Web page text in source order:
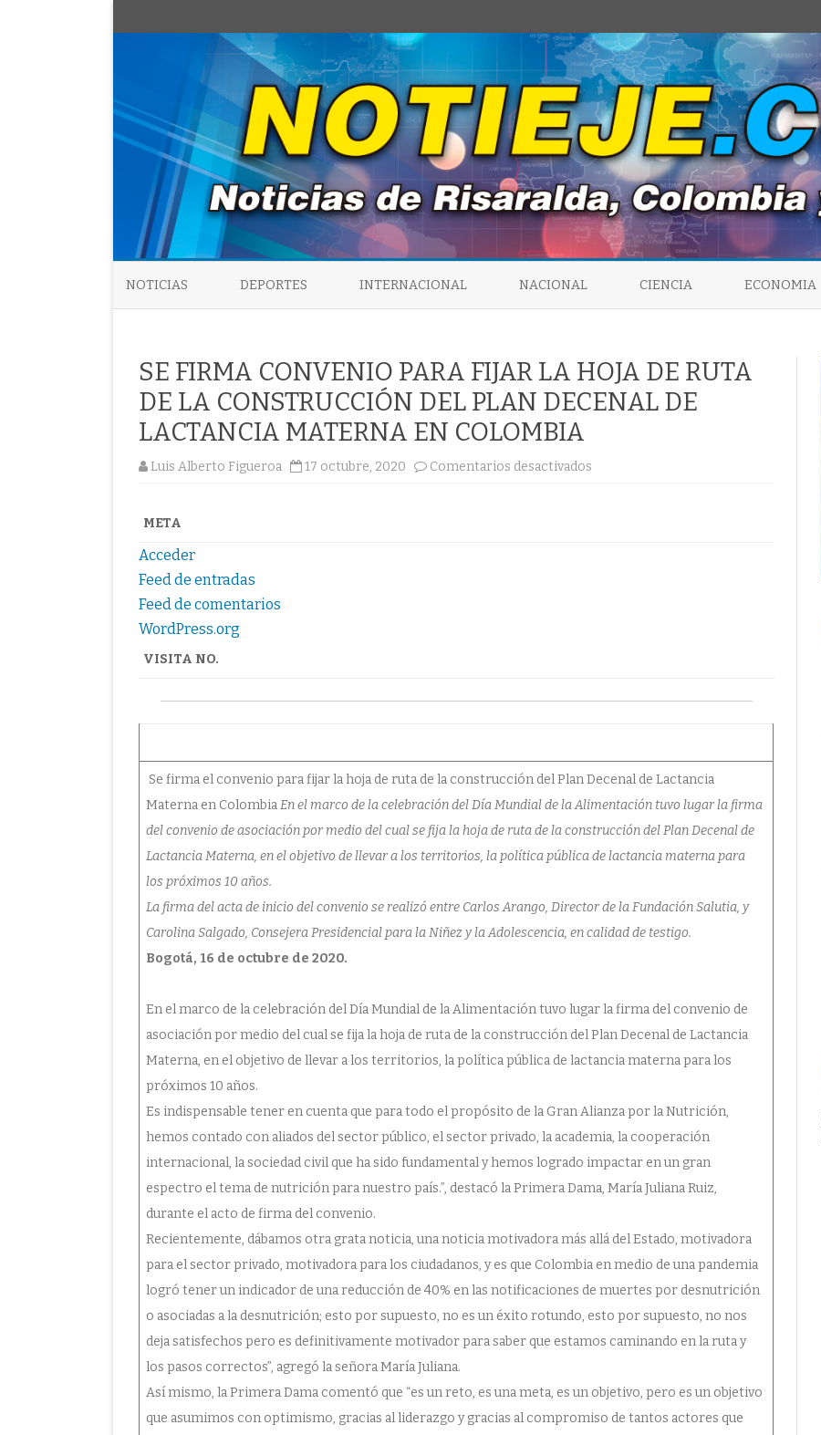
NOTICIAS DEPORTES INTERNACIONAL NACIONAL CIENCIA ECONOMIA
SE FIRMA CONVENIO PARA FIJAR LA HOJA DE RUTA
DE LA CONSTRUCCIÓN DEL PLAN DECENAL DE
LACTANCIA MATERNA EN COLOMBIA
Luis Alberto Figueroa 17 octubre, 2020 Comentarios desactivados
META
Acceder
Feed de entradas
Feed de comentarios
WordPress.org
VISITA NO.
Se firma el convenio para fijar la hoja de ruta de la construcción del Plan Decenal de Lactancia
Materna en ColombiaEn el marco de la celebración del Día Mundial de la Alimentación tuvo lugar la firma
del convenio de asociación por medio del cual se fija la hoja de ruta de la construcción del Plan Decenal de
Lactancia Materna, en el objetivo de llevar a los territorios, la política pública de lactancia materna para
los próximos 10 años.
La firma del acta de inicio del convenio se realizó entre Carlos Arango, Director de la Fundación Salutia, y
Carolina Salgado, Consejera Presidencial para la Niñez y la Adolescencia, en calidad de testigo.
Bogotá, 16 de octubre de 2020.
En el marco de la celebración del Día Mundial de la Alimentación tuvo lugar la firma del convenio de
asociación por medio del cual se fija la hoja de ruta de la construcción del Plan Decenal de Lactancia
Materna, en el objetivo de llevar a los territorios, la política pública de lactancia materna para los
próximos 10 años.
Es indispensable tener en cuenta que para todo el propósito de la Gran Alianza por la Nutrición,
hemos contado con aliados del sector público, el sector privado, la academia, la cooperación
internacional, la sociedad civil que ha sido fundamental y hemos logrado impactar en un gran
espectro el tema de nutrición para nuestro país.”, destacó la Primera Dama, María Juliana Ruiz,
durante el acto de firma del convenio.
Recientemente, dábamos otra grata noticia, una noticia motivadora más allá del Estado, motivadora
para el sector privado, motivadora para los ciudadanos, y es que Colombia en medio de una pandemia
logró tener un indicador de una reducción de 40% en las notificaciones de muertes por desnutrición
o asociadas a la desnutrición; esto por supuesto, no es un éxito rotundo, esto por supuesto, no nos
deja satisfechos pero es definitivamente motivador para saber que estamos caminando en la ruta y
los pasos correctos”, agregó la señora María Juliana.
Así mismo, la Primera Dama comentó que “es un reto, es una meta, es un objetivo, pero es un objetivo
que asumimos con optimismo, gracias al liderazgo y gracias al compromiso de tantos actores que